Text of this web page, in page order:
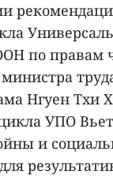
по правам
Нгуен Тхи
УПО
и